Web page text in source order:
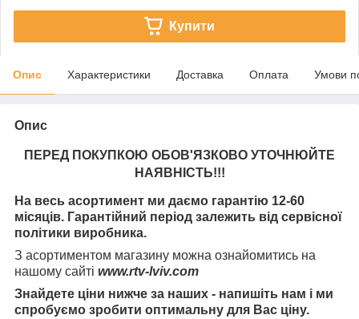
Купити
Опис Характеристики Доставка Оплата Умови
Опис
ПЕРЕД ПОКУПКОЮ ОБОВ'ЯЗКОВО УТОЧНЮЙТЕ
НАЯВНІСТЬ!!!
На весь асортимент ми даємо гарантію 12-60
місяців. Гарантійний період залежить від сервісної
політики виробника.
З асортиментом магазину можна ознайомитись на
нашому сайті www.rtv-lviv.com
Знайдете ціни нижче за наших - напишіть нам і ми
спробуємо зробити оптимальну для Вас ціну.